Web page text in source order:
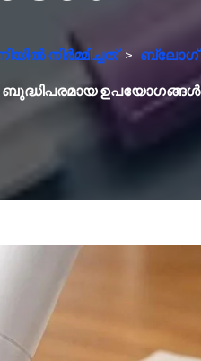
നിർമ്മിച്ചത് > ബ്ലോഗ്
ബുദ്ധിപരമായ ഉപയോഗങ്ങൾ